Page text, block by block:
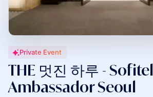
Private Event
THE 멋진 하루 - Sofitel
Ambassador Seoul